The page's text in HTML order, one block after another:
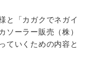
と「カガクでネガイ
ソーラー販売（株）
ていくための内容と